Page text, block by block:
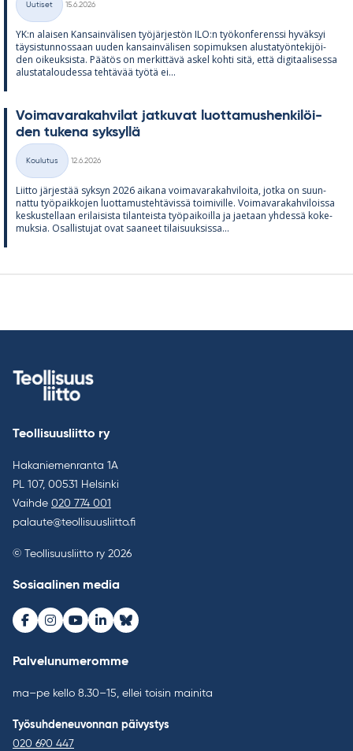
Kategoriat
Uutiset
15.6.2026
YK:n alai­sen Kan­sain­vä­li­sen työ­jär­jes­tön ILO:n työ­kon­fe­renssi hy­väk­syi
täy­sis­tun­nos­saan uu­den kan­sain­vä­li­sen so­pi­muk­sen alus­ta­työn­te­ki­jöi­
den oi­keuk­sista. Pää­tös on mer­kit­tävä as­kel kohti sitä, että di­gi­taa­li­sessa
alus­ta­ta­lou­dessa teh­tä­vää työtä ei...
Voi­ma­va­ra­kah­vi­lat jat­ku­vat luot­ta­mus­hen­ki­löi­
den tu­kena syk­syllä
Kategoriat
Koulutus
12.6.2026
Liitto jär­jes­tää syk­syn 2026 ai­kana voi­ma­va­ra­kah­vi­loita, jotka on suun­
nattu työ­paik­ko­jen luot­ta­mus­teh­tä­vissä toi­mi­ville. Voi­ma­va­ra­kah­vi­loissa
kes­kus­tel­laan eri­lai­sista ti­lan­teista työ­pai­koilla ja jae­taan yh­dessä ko­ke­
muk­sia. Osal­lis­tu­jat ovat saa­neet ti­lai­suuk­sissa...
Teollisuusliitto ry
Hakaniemenranta 1A
PL 107, 00531 Helsinki
Vaihde 020 774 001
palaute@teollisuusliitto.fi
© Teollisuusliitto ry 2026
Sosiaalinen media
Facebook
Instagram
Youtube
LinkedInBluesky
Palvelunumeromme
ma–pe kello 8.30–15, ellei toisin mainita
Työsuhdeneuvonnan päivystys
020 690 447